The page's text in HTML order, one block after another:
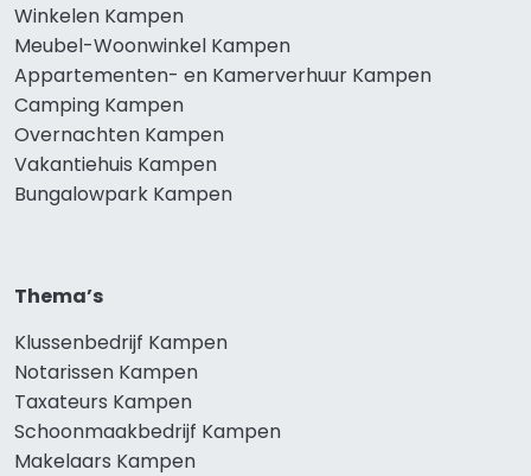
Winkelen Kampen
Meubel-Woonwinkel Kampen
Appartementen- en Kamerverhuur Kampen
Camping Kampen
Overnachten Kampen
Vakantiehuis Kampen
Bungalowpark Kampen
Thema’s
Klussenbedrijf Kampen
Notarissen Kampen
Taxateurs Kampen
Schoonmaakbedrijf Kampen
Makelaars Kampen